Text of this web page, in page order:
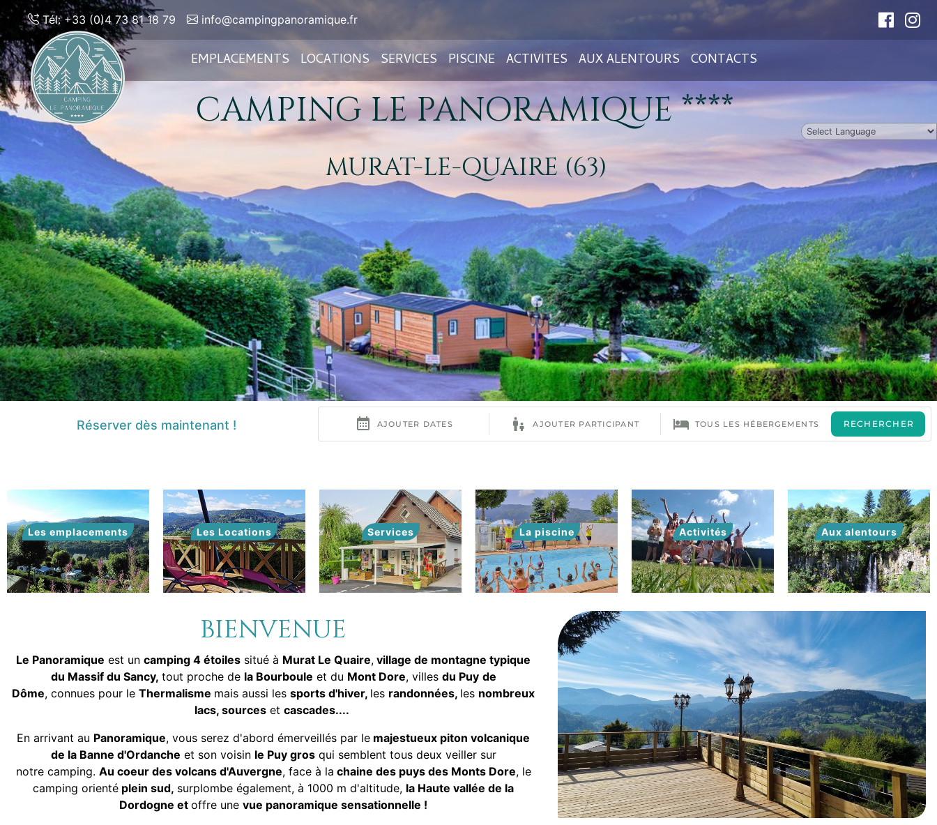
Tél: +33 (0)4 73 81 18 79 info@campingpanoramique.fr
EMPLACEMENTS LOCATIONS SERVICES PISCINE ACTIVITES AUX ALENTOURS CONTACTS
CAMPING LE PANORAMIQUE ****
MURAT-LE-QUAIRE (63)
Réserver dès maintenant !
Les emplacements Les Locations Services La piscine Activités Aux alentours
BIENVENUE
Le Panoramique est un camping 4 étoiles situé à Murat Le Quaire, village de montagne typique
du Massif du Sancy, tout proche de la Bourboule et du Mont Dore, villes du Puy de
Dôme, connues pour le Thermalisme mais aussi les sports d'hiver, les randonnées, les nombreux
lacs, sourceset cascades....
En arrivant au Panoramique, vous serez d'abord émerveillés par le majestueux piton volcanique
de la Banne d'Ordanche et son voisin le Puy grosqui semblent tous deux veiller sur
notre camping. Au coeur des volcans d'Auvergne, face à la chaine des puys des Monts Dore, le
camping orienté plein sud, surplombe également, à 1000 m d'altitude, la Haute vallée de la
Dordogne et offre une vue panoramique sensationnelle !